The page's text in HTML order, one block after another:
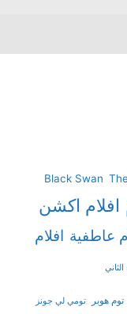
Black Swan
افلام اكشن
عاطفية افلام
توم هوبر تومي لي جونز